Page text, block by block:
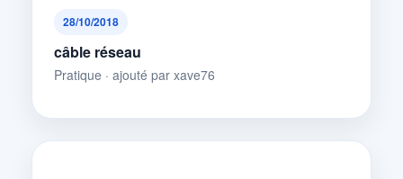
28/10/2018
câble réseau
Pratique · ajouté par xave76